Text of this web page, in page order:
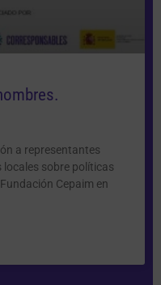
a representantes
sobre políticas
Cepaim en